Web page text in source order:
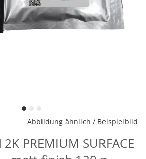
Abbildung ähnlich / Beispielbild
PREMIUM SURFACE